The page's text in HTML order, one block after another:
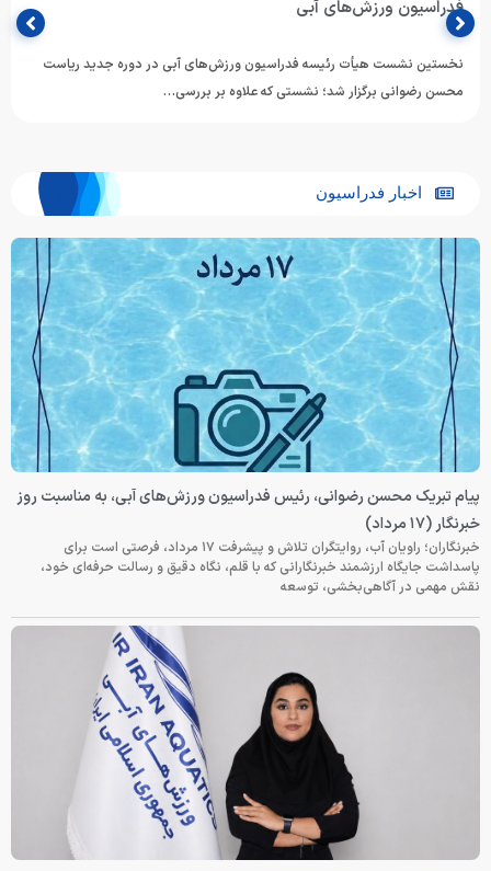
فدراسیون ورزش‌های آبی
نخستین نشست هیأت رئیسه فدراسیون ورزش‌های آبی در دوره جدید ریاست
محسن رضوانی برگزار شد؛ نشستی که علاوه بر بررسی…
اخبار فدراسیون
پیام تبریک محسن رضوانی، رئیس فدراسیون ورزش‌های آبی، به مناسبت روز
خبرنگار (۱۷ مرداد)
خبرنگاران؛ راویان آب، روایتگران تلاش و پیشرفت ۱۷ مرداد، فرصتی است برای
پاسداشت جایگاه ارزشمند خبرنگارانی که با قلم، نگاه دقیق و رسالت حرفه‌ای خود،
نقش مهمی در آگاهی‌بخشی، توسعه